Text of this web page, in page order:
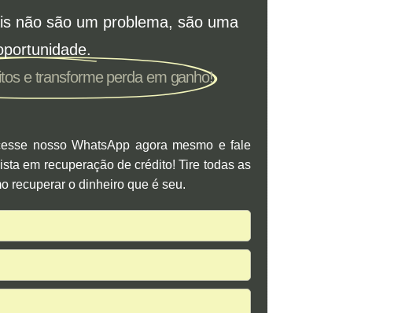
não são um problema, são uma
e transforme perda em ganho!
nosso WhatsApp agora mesmo e fale
em recuperação de crédito! Tire todas as
recuperar o dinheiro que é seu.